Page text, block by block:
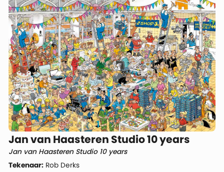
Jan van Haasteren Studio 10 years
Jan van Haasteren Studio 10 years
Tekenaar: Rob Derks